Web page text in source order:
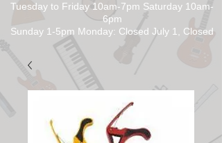
Tuesday to Friday 10am-7pm Saturday 10am-
6pm
Sunday 1-5pm Monday: Closed July 1, Closed